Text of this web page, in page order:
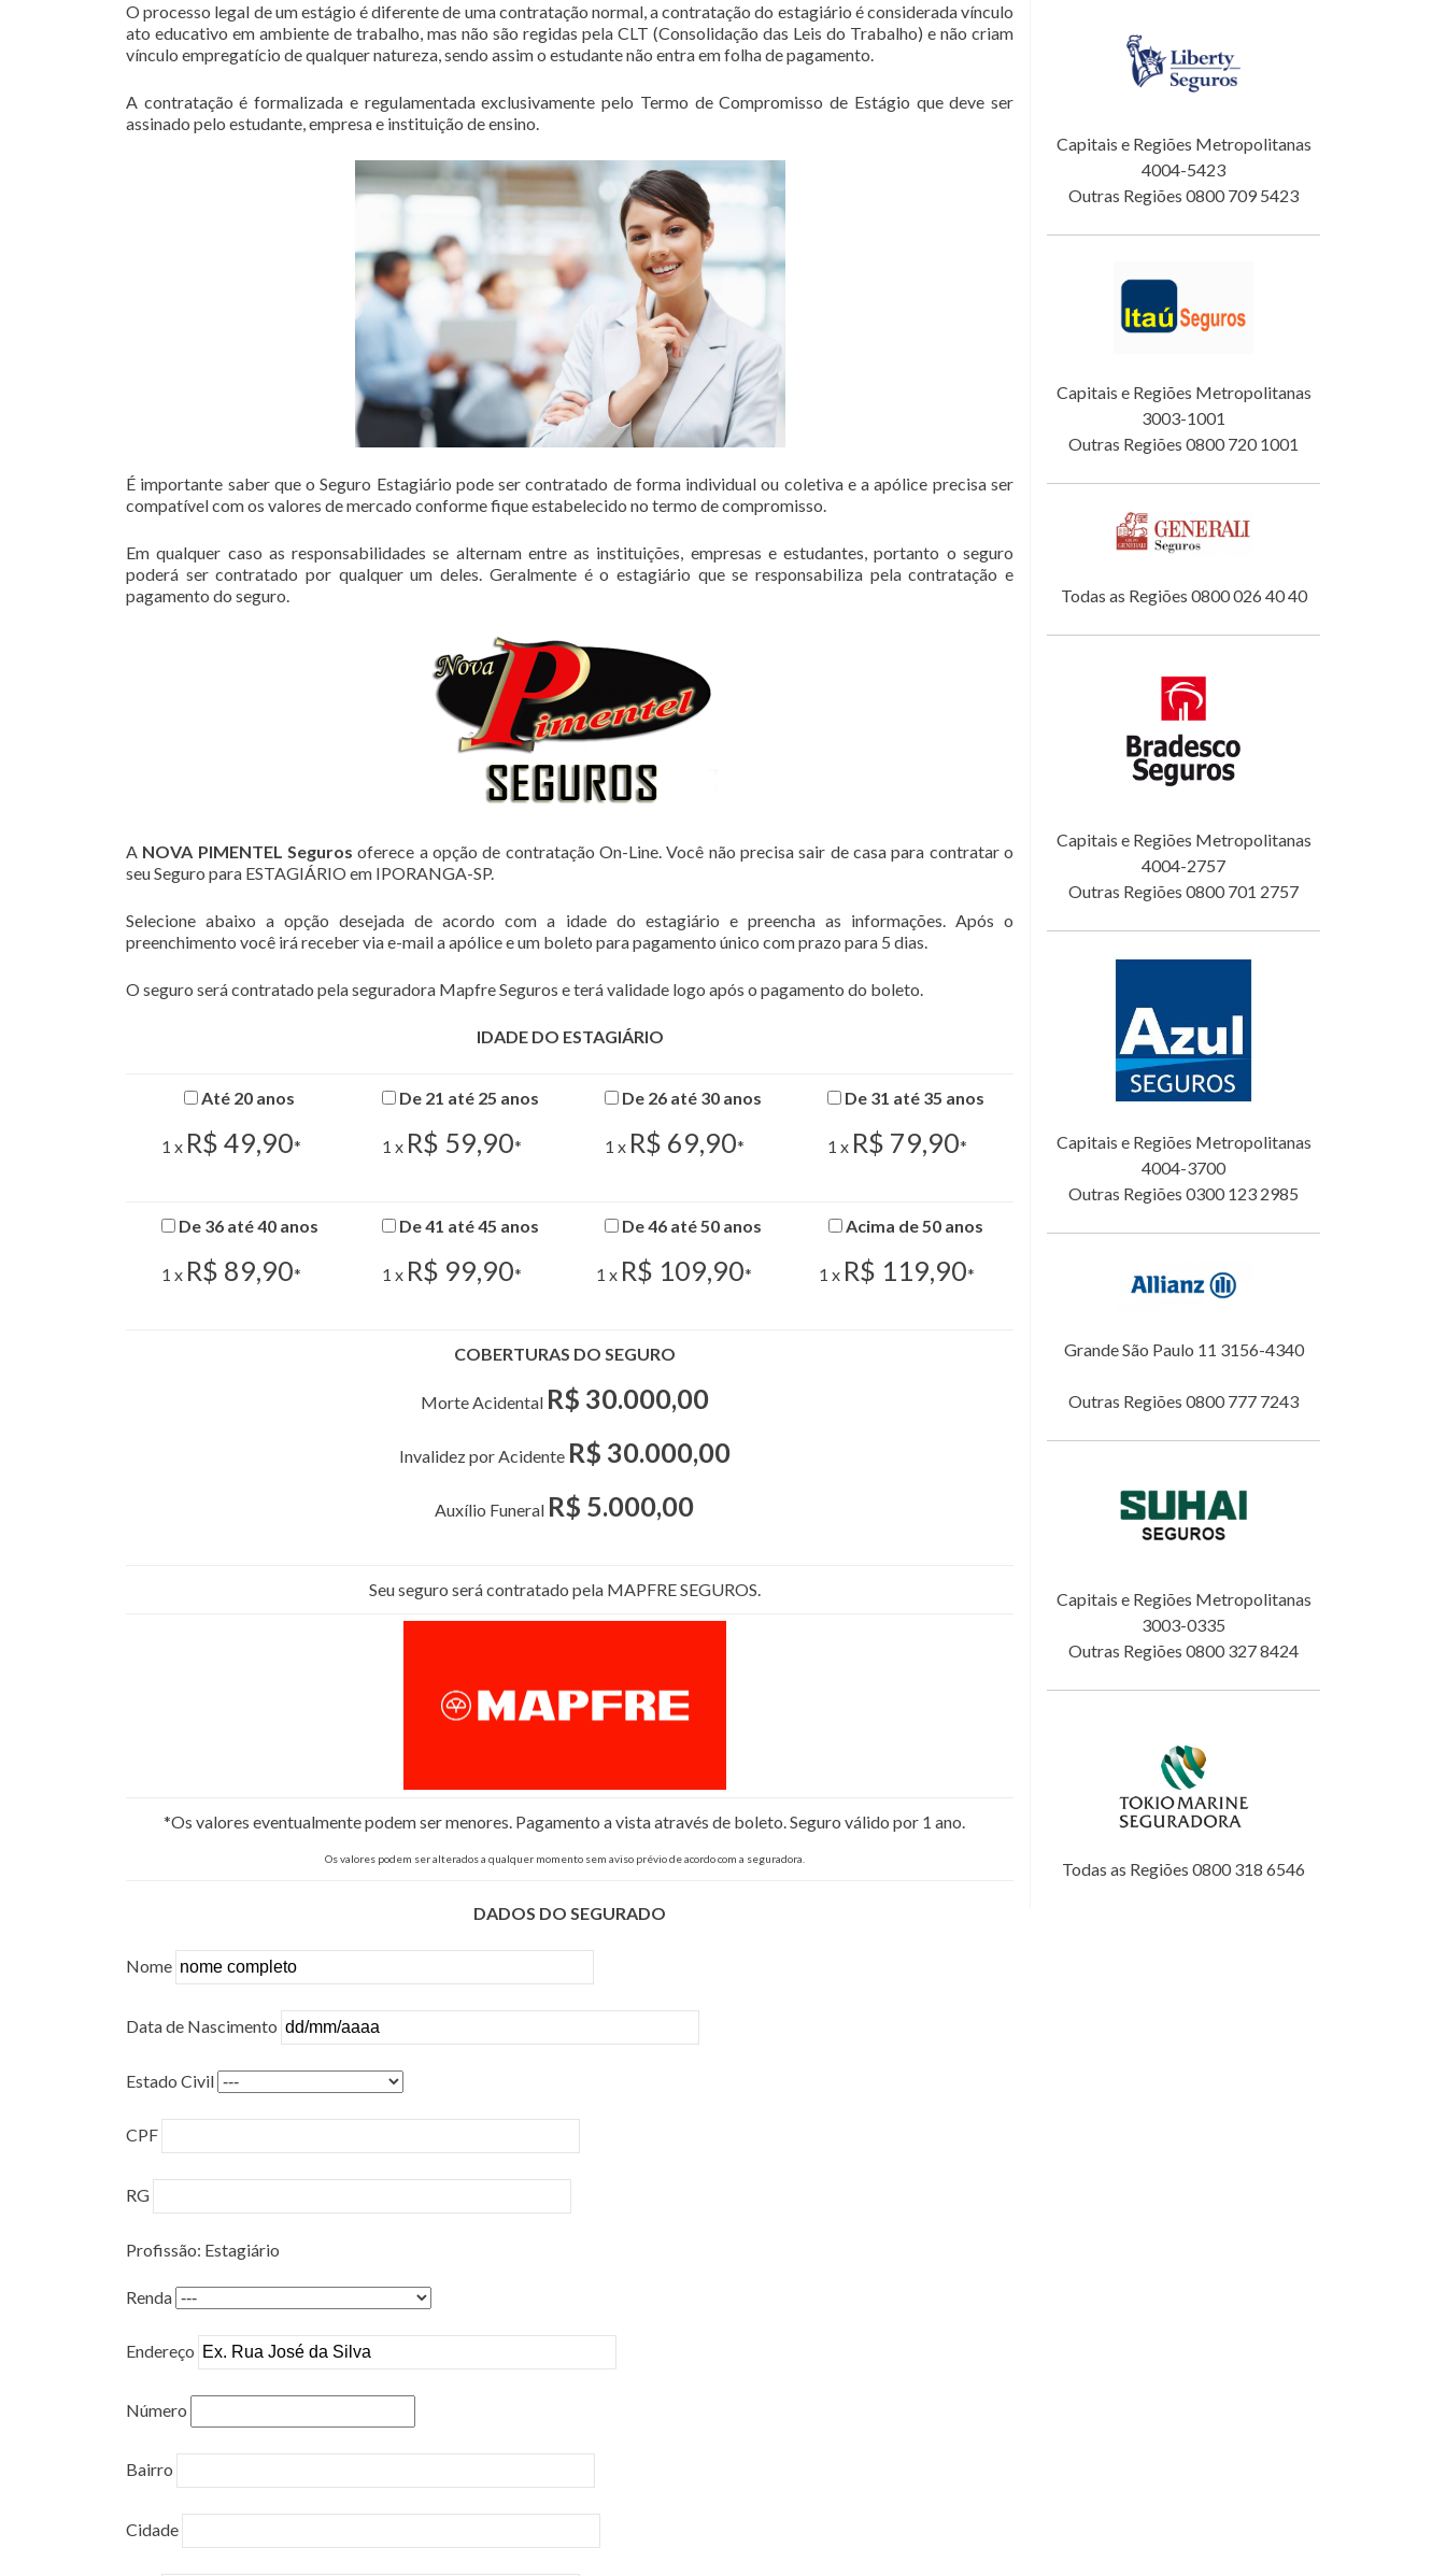
O processo legal de um estágio é diferente de uma contratação normal, a contratação do estagiário é considerada vínculo
ato educativo em ambiente de trabalho, mas não são regidas pela CLT (Consolidação das Leis do Trabalho) e não criam
vínculo empregatício de qualquer natureza, sendo assim o estudante não entra em folha de pagamento.
A contratação é formalizada e regulamentada exclusivamente pelo Termo de Compromisso de Estágio que deve ser
assinado pelo estudante, empresa e instituição de ensino.
É importante saber que o Seguro Estagiário pode ser contratado de forma individual ou coletiva e a apólice precisa ser
compatível com os valores de mercado conforme fique estabelecido no termo de compromisso.
Em qualquer caso as responsabilidades se alternam entre as instituições, empresas e estudantes, portanto o seguro
poderá ser contratado por qualquer um deles. Geralmente é o estagiário que se responsabiliza pela contratação e
pagamento do seguro.
A NOVA PIMENTEL Seguros oferece a opção de contratação On-Line. Você não precisa sair de casa para contratar o
seu Seguro para ESTAGIÁRIO em IPORANGA-SP.
Selecione abaixo a opção desejada de acordo com a idade do estagiário e preencha as informações. Após o
preenchimento você irá receber via e-mail a apólice e um boleto para pagamento único com prazo para 5 dias.
O seguro será contratado pela seguradora Mapfre Seguros e terá validade logo após o pagamento do boleto.
IDADE DO ESTAGIÁRIO
Até 20 anos
1 x R$ 49,90*
De 21 até 25 anos
1 x R$ 59,90*
De 26 até 30 anos
1 x R$ 69,90*
De 31 até 35 anos
1 x R$ 79,90*
De 36 até 40 anos
1 x R$ 89,90*
De 41 até 45 anos
1 x R$ 99,90*
De 46 até 50 anos
1 x R$ 109,90*
Acima de 50 anos
1 x R$ 119,90*
COBERTURAS DO SEGURO
Morte Acidental R$ 30.000,00
Invalidez por Acidente R$ 30.000,00
Auxílio Funeral R$ 5.000,00
Seu seguro será contratado pela MAPFRE SEGUROS.
*Os valores eventualmente podem ser menores. Pagamento a vista através de boleto. Seguro válido por 1 ano.
Os valores podem ser alterados a qualquer momento sem aviso prévio de acordo com a seguradora.
DADOS DO SEGURADO
Nome
Data de Nascimento
Estado Civil
CPF
RG
Profissão: Estagiário
Renda
Endereço
Número
Bairro
Cidade
Capitais e Regiões Metropolitanas
4004-5423
Outras Regiões 0800 709 5423
Capitais e Regiões Metropolitanas
3003-1001
Outras Regiões 0800 720 1001
Todas as Regiões 0800 026 40 40
Capitais e Regiões Metropolitanas
4004-2757
Outras Regiões 0800 701 2757
Capitais e Regiões Metropolitanas
4004-3700
Outras Regiões 0300 123 2985
Grande São Paulo 11 3156-4340
Outras Regiões 0800 777 7243
Capitais e Regiões Metropolitanas
3003-0335
Outras Regiões 0800 327 8424
Todas as Regiões 0800 318 6546